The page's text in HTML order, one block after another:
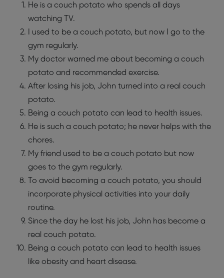
He is a couch potato who spends all days
watching TV.
I used to be a couch potato, but now I go to the
gym regularly.
My doctor warned me about becoming a couch
potato and recommended exercise.
After losing his job, John turned into a real couch
potato.
Being a couch potato can lead to health issues.
He is such a couch potato; he never helps with the
chores.
My friend used to be a couch potato but now
goes to the gym regularly.
To avoid becoming a couch potato, you should
incorporate physical activities into your daily
routine.
Since the day he lost his job, John has become a
real couch potato.
Being a couch potato can lead to health issues
like obesity and heart disease.